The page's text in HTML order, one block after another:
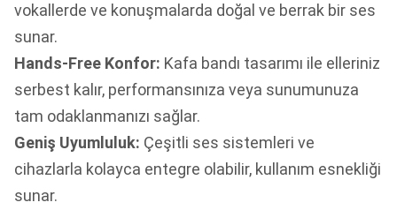
vokallerde ve konuşmalarda doğal ve berrak bir ses
sunar.
Hands-Free Konfor: Kafa bandı tasarımı ile elleriniz
serbest kalır, performansınıza veya sunumunuza
tam odaklanmanızı sağlar.
Geniş Uyumluluk: Çeşitli ses sistemleri ve
cihazlarla kolayca entegre olabilir, kullanım esnekliği
sunar.